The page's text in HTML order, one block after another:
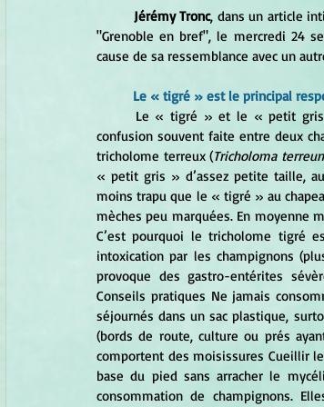
Jérémy Tronc, dans un article
"Grenoble en bref", le mercredi 24
cause de sa ressemblance avec un
Le « tigré » est le principal
Le « tigré » et le « petit gris
confusion souvent faite entre deux
tricholome terreux (Tricholoma
« petit gris » d’assez petite taille,
moins trapu que le « tigré » au
mèches peu marquées. En moyenne
C’est pourquoi le tricholome tigré
intoxication par les champignons
provoque des gastro-entérites
Conseils pratiques Ne jamais
séjournés dans un sac plastique,
(bords de route, culture ou prés
comportent des moisissures Cueillir
base du pied sans arracher le
consommation de champignons.